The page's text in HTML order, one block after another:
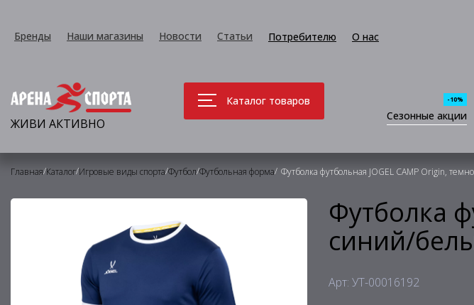
Бренды Наши магазины Новости Статьи Потребителю О нас
ЖИВИ АКТИВНО
Каталог товаров
Сезонные акции
-10%
Главная/Каталог/Игровые виды спорта/Футбол/Футбольная форма/ Футболка футбольная JOGEL CAMP Origin,
Футболка
синий/
Арт: УТ-00016192